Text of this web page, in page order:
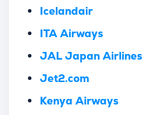
Icelandair
ITA Airways
JAL Japan Airlines
Jet2.com
Kenya Airways